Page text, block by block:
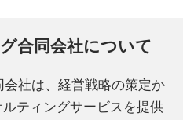
合同会社について
社は、経営戦略の策定か
ティングサービスを提供